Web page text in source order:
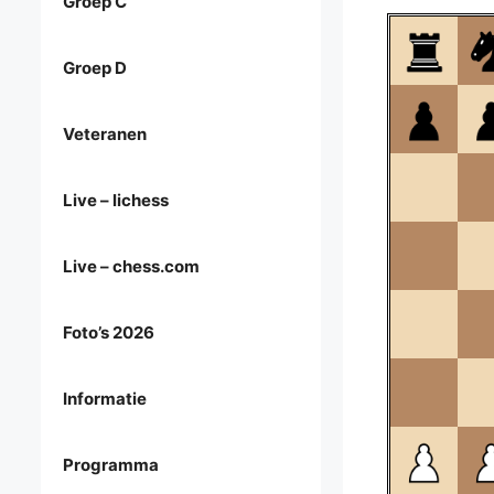
Groep D
Veteranen
Live – lichess
Live – chess.com
Foto’s 2026
Informatie
Programma